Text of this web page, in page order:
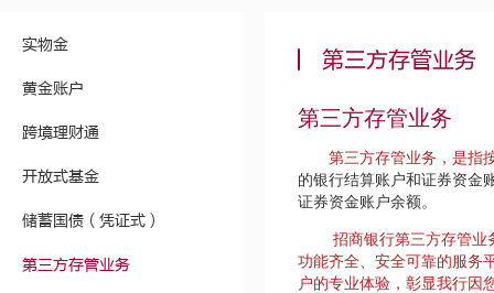
实物金
黄金账户
跨境理财通
开放式基金
储蓄国债（凭证式）
第三方存管业务
第三方存管业务
第三方存管业务
第三方存管业务，是指
的银行结算账户和证券资金
证券资金账户余额。
招商银行第三方存管业
功能齐全、安全可靠的服务
户的专业体验，彰显我行因